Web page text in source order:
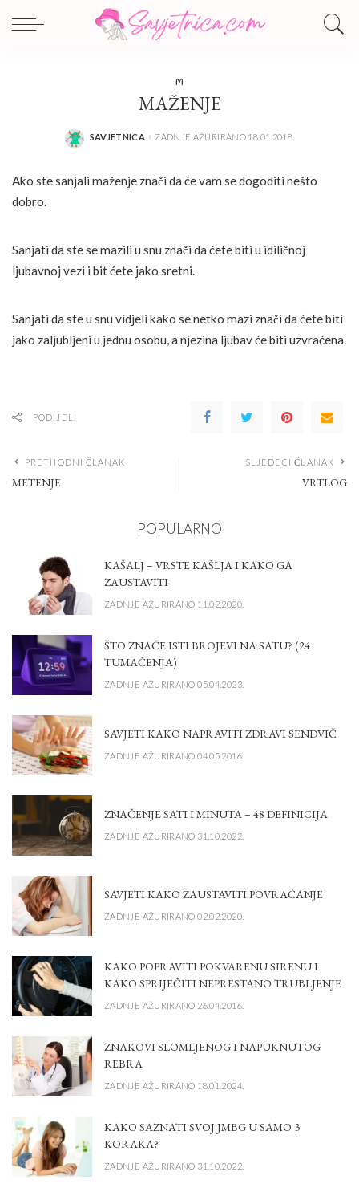
M
MAŽENJE
POSTED
SAVJETNICA ZADNJE AŽURIRANO 18.01.2018.
Ako ste sanjali maženje znači da će vam se dogoditi nešto
dobro.
Sanjati da ste se mazili u snu znači da ćete biti u idiličnoj
ljubavnoj vezi i bit ćete jako sretni.
Sanjati da ste u snu vidjeli kako se netko mazi znači da ćete biti
jako zaljubljeni u jednu osobu, a njezina ljubav će biti uzvraćena.
PODIJELI
PRETHODNI ČLANAK
METENJE
SLJEDEĆI ČLANAK
VRTLOG
POPULARNO
KAŠALJ – VRSTE KAŠLJA I KAKO GA
ZAUSTAVITI
ZADNJE AŽURIRANO 11.02.2020.
ŠTO ZNAČE ISTI BROJEVI NA SATU? (24
TUMAČENJA)
ZADNJE AŽURIRANO 05.04.2023.
SAVJETI KAKO NAPRAVITI ZDRAVI SENDVIČ
ZADNJE AŽURIRANO 04.05.2016.
ZNAČENJE SATI I MINUTA – 48 DEFINICIJA
ZADNJE AŽURIRANO 31.10.2022.
SAVJETI KAKO ZAUSTAVITI POVRAĆANJE
ZADNJE AŽURIRANO 02.02.2020.
KAKO POPRAVITI POKVARENU SIRENU I
KAKO SPRIJEČITI NEPRESTANO TRUBLJENJE
ZADNJE AŽURIRANO 26.04.2016.
ZNAKOVI SLOMLJENOG I NAPUKNUTOG
REBRA
ZADNJE AŽURIRANO 18.01.2024.
KAKO SAZNATI SVOJ JMBG U SAMO 3
KORAKA?
ZADNJE AŽURIRANO 31.10.2022.